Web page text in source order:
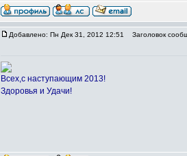
Добавлено: Пн Дек 31, 2012 12:51 Заголовок
Всех,с наступающим 2013!
Здоровья и Удачи!